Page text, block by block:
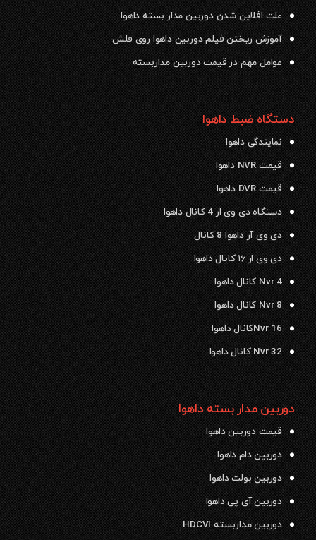
علت افلاین شدن دوربین مدار بسته داهوا
آموزش ریختن فیلم دوربین داهوا روی فلش
عوامل مهم در قیمت دوربین مداربسته
دستگاه ضبط داهوا
نمایندگی داهوا
قیمت NVR داهوا
قیمت DVR داهوا
دستگاه دی وی ار 4 کانال داهوا
دی وی آر داهوا 8 کانال
دی وی ار ۱۶ کانال داهوا
Nvr 4 کانال داهوا
Nvr 8 کانال داهوا
Nvr 16کانال داهوا
Nvr 32 کانال داهوا
دوربین مدار بسته داهوا
قیمت دوربین داهوا
دوربین دام داهوا
دوربین بولت داهوا
دوربین آی پی داهوا
دوربین مداربسته HDCVI